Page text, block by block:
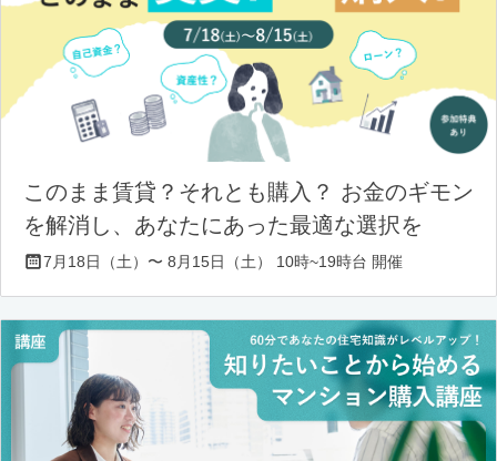
このまま賃貸？それとも購入？ お金のギモン
を解消し、あなたにあった最適な選択を
7月18日（土）〜 8月15日（土） 10時~19時台 開催